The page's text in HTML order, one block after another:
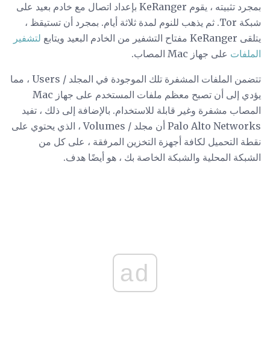
بمجرد تثبيته ، يقوم KeRanger بإعداد اتصال مع خادم بعيد على
شبكة Tor. ثم يذهب للنوم لمدة ثلاثة أيام. بمجرد أن تستيقظ ،
يتلقى KeRanger مفتاح التشفير من الخادم البعيد ويتابع
لتشفير
الملفات على جهاز Mac المصاب.
تتضمن الملفات المشفرة تلك الموجودة في المجلد / Users ، مما
يؤدي إلى أن تصبح معظم ملفات المستخدم على جهاز Mac
المصاب مشفرة وغير قابلة للاستخدام. بالإضافة إلى ذلك ، تفيد
Palo Alto Networks أن مجلد / Volumes ، الذي يحتوي على
نقطة التحميل لكافة أجهزة التخزين المرفقة ، على كل من
الشبكة المحلية والشبكة الخاصة بك ، هو أيضًا هدف.
ad